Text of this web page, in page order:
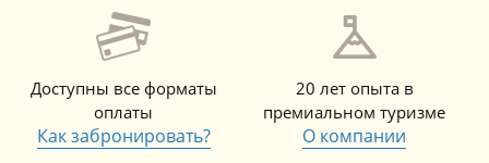
Доступны все форматы
оплаты
Как забронировать?
20 лет опыта в
премиальном туризме
О компании